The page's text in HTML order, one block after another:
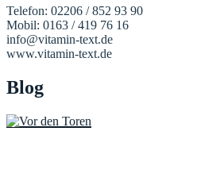
Telefon: 02206 / 852 93 90
Mobil: 0163 / 419 76 16
info@vitamin-text.de
www.vitamin-text.de
Blog